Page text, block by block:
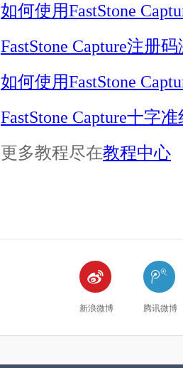
如何使用FastStone
FastStone Capture注册
如何使用FastStone
FastStone Capture十字
更多教程尽在教程中心

新浪微博

腾讯微博